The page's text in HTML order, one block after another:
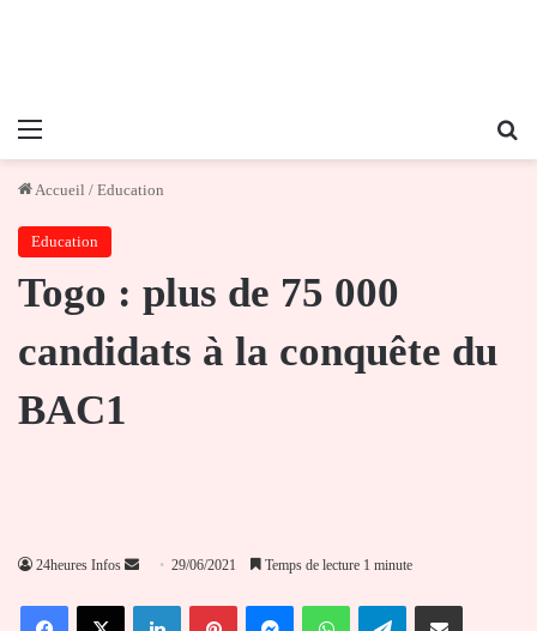
Menu
Accueil / Education
Education
Togo : plus de 75 000
candidats à la conquête du
BAC1
24heures Infos
Envoyer
courriel
29/06/2021 Temps de lecture 1 minute
FacebookX LinkedinPinterestMessengerWhatsAppTelegramPartager par email